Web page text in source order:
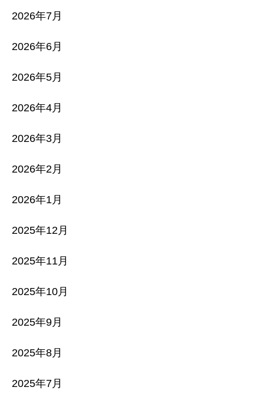
2026年7月
2026年6月
2026年5月
2026年4月
2026年3月
2026年2月
2026年1月
2025年12月
2025年11月
2025年10月
2025年9月
2025年8月
2025年7月